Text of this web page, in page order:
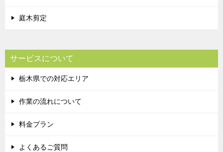
庭木剪定
サービスについて
栃木県での対応エリア
作業の流れについて
料金プラン
よくあるご質問